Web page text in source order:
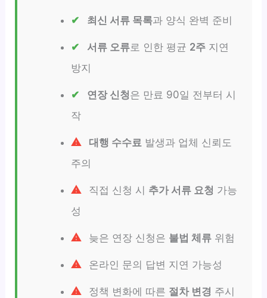
최신 서류 목록과 양식 완벽 준비
서류 오류로 인한 평균 2주지연
방지
연장 신청은 만료 90일 전부터 시
작
대행 수수료 발생과 업체 신뢰도
주의
직접 신청 시 추가 서류 요청 가능
성
늦은 연장 신청은 불법 체류위험
온라인 문의 답변 지연 가능성
정책 변화에 따른 절차 변경 주시